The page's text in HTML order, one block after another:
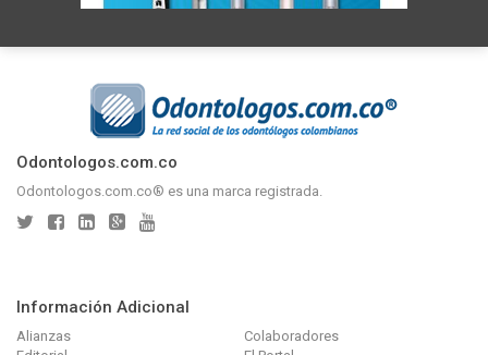
Odontologos.com.co
Odontologos.com.co® es una marca registrada.
Información Adicional
Alianzas
Colaboradores